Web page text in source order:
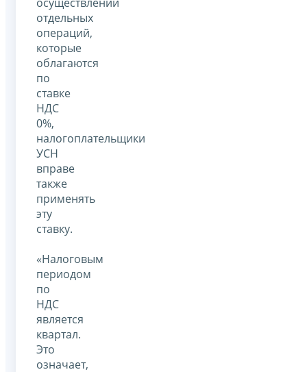
отдельных
операций,
которые
облагаются
по
ставке
НДС
0%,
налогоплательщики
УСН
вправе
также
применять
эту
ставку.
«Налоговым
периодом
по
НДС
является
квартал.
Это
означает,